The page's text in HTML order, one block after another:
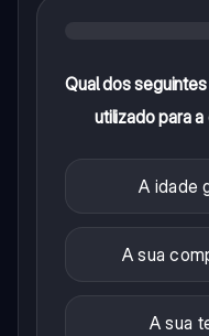
Qual dos
utilizado para
A idade
A sua
A sua